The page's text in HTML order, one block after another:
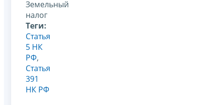
Земельный
налог
Теги:
Статья
5 НК
РФ,
Статья
391
НК РФ